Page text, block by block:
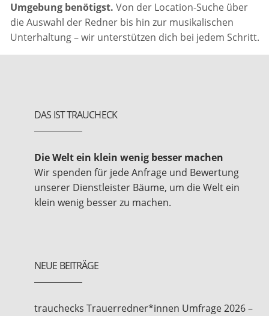
Umgebung benötigst. Von der Location-Suche über
die Auswahl der Redner bis hin zur musikalischen
Unterhaltung – wir unterstützen dich bei jedem Schritt.
DAS IST TRAUCHECK
Die Welt ein klein wenig besser machen
Wir spenden für jede Anfrage und Bewertung
unserer Dienstleister Bäume, um die Welt ein
klein wenig besser zu machen.
NEUE BEITRÄGE
trauchecks Trauerredner*innen Umfrage 2026 –